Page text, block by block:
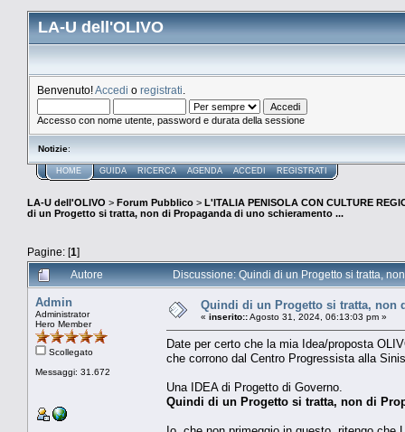
LA-U dell'OLIVO
Benvenuto!Accedi o registrati
Accesso con nome utente, password e durata della sessione
Notizie:
HOME GUIDA RICERCA AGENDA ACCEDI REGISTRATI
LA-U dell'OLIVO > Forum Pubblico > L'ITALIA PENISOLA CON CULTURE
di un Progetto si tratta, non di Propaganda di uno schieramento ...
Pagine: [1]
Autore
Discussione: Quindi di un Progetto si tratta,
Admin
Administrator
Hero Member
Scollegato
Messaggi: 31.672
Quindi di un Progetto si tratta, non
« inserito::Agosto 31, 2024, 06:13:03 pm »
Date per certo che la mia Idea/proposta
che corrono dal Centro Progressista alla
Una IDEA di Progetto di Governo.
Quindi di un Progetto si tratta, non di